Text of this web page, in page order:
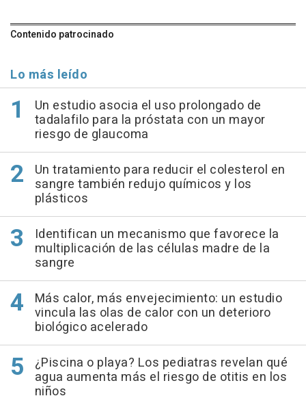
Contenido patrocinado
Lo más leído
Un estudio asocia el uso prolongado de
tadalafilo para la próstata con un mayor
riesgo de glaucoma
Un tratamiento para reducir el colesterol en
sangre también redujo químicos y los
plásticos
Identifican un mecanismo que favorece la
multiplicación de las células madre de la
sangre
Más calor, más envejecimiento: un estudio
vincula las olas de calor con un deterioro
biológico acelerado
¿Piscina o playa? Los pediatras revelan qué
agua aumenta más el riesgo de otitis en los
niños